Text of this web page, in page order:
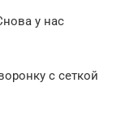
у нас
с сеткой